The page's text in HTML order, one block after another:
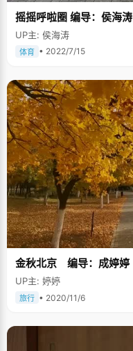
摇摇呼啦圈 编导：侯海涛
UP主: 侯海涛
体育 • 2022/7/15
金秋北京 编导：成婷婷
UP主: 婷婷
旅行 • 2020/11/6